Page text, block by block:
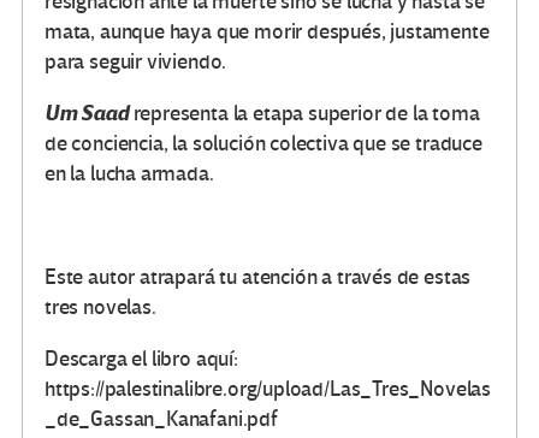
mata, aunque haya que morir después, justamente
para seguir viviendo.
Um Saadrepresenta la etapa superior de la toma
de conciencia, la solución colectiva que se traduce
en la lucha armada.
Este autor atrapará tu atención a través de estas
tres novelas.
Descarga el libro aquí:
https://palestinalibre.org/upload/Las_Tres_Novelas
_de_Gassan_Kanafani.pdf